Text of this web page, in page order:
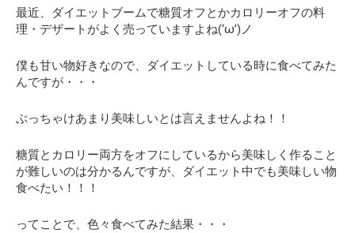
最近、ダイエットブームで糖質オフとかカロリーオフの料
理・デザートがよく売っていますよね(‘ω’)ノ
僕も甘い物好きなので、ダイエットしている時に食べてみた
んですが・・・
ぶっちゃけあまり美味しいとは言えませんよね！！
糖質とカロリー両方をオフにしているから美味しく作ること
が難しいのは分かるんですが、
ダイエット中でも美味しい物
食べたい！！！
ってことで、色々食べてみた結果・・・